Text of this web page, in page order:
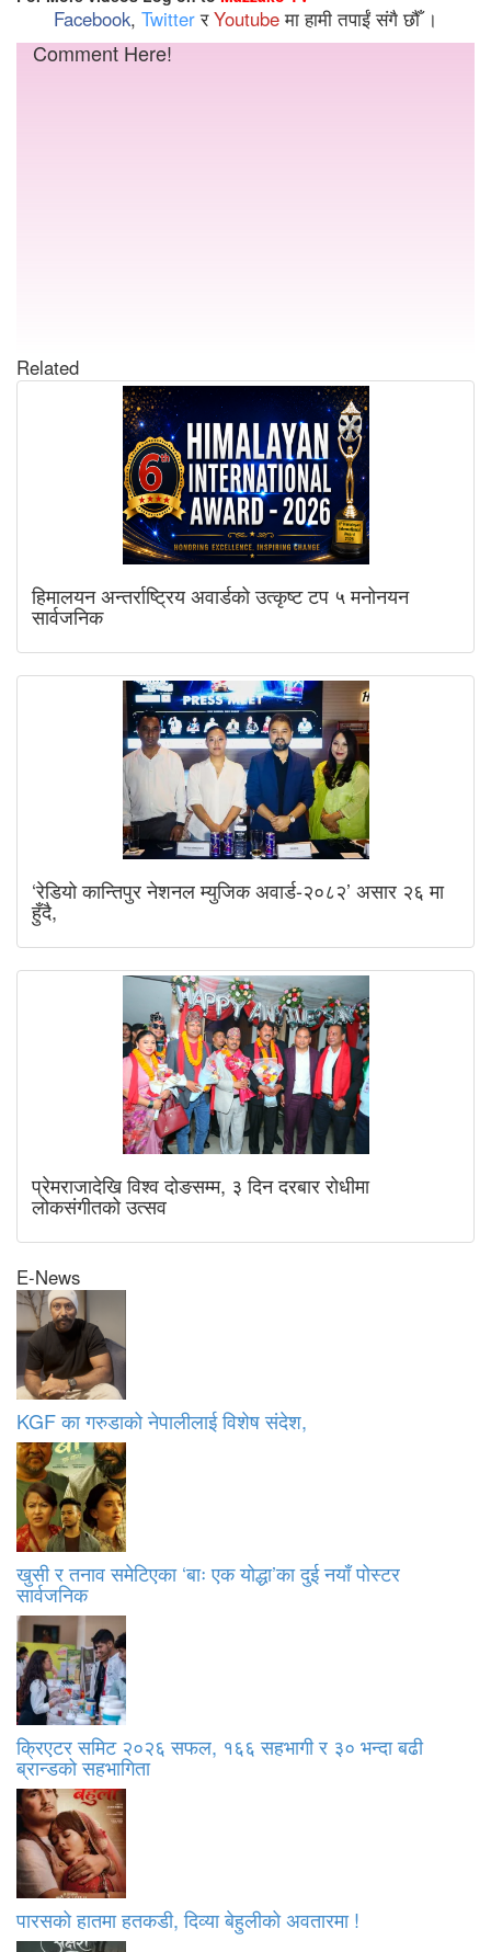
Facebook, TwitterरYoutubeमा हामी तपाईं संगै छौँ ।
Comment Here!
Related
हिमालयन अन्तर्राष्ट्रिय अवार्डको उत्कृष्ट टप ५ मनोनयन
सार्वजनिक
‘रेडियो कान्तिपुर नेशनल म्युजिक अवार्ड-२०८२’ असार २६ मा
हुँदै,
प्रेमराजादेखि विश्व दोङसम्म, ३ दिन दरबार रोधीमा
लोकसंगीतको उत्सव
E-News
KGF का गरुडाको नेपालीलाई विशेष संदेश,
खुसी र तनाव समेटिएका ‘बाः एक योद्धा’का दुई नयाँ पोस्टर
सार्वजनिक
क्रिएटर समिट २०२६ सफल, १६६ सहभागी र ३० भन्दा बढी
ब्रान्डको सहभागिता
पारसको हातमा हतकडी, दिव्या बेहुलीको अवतारमा !